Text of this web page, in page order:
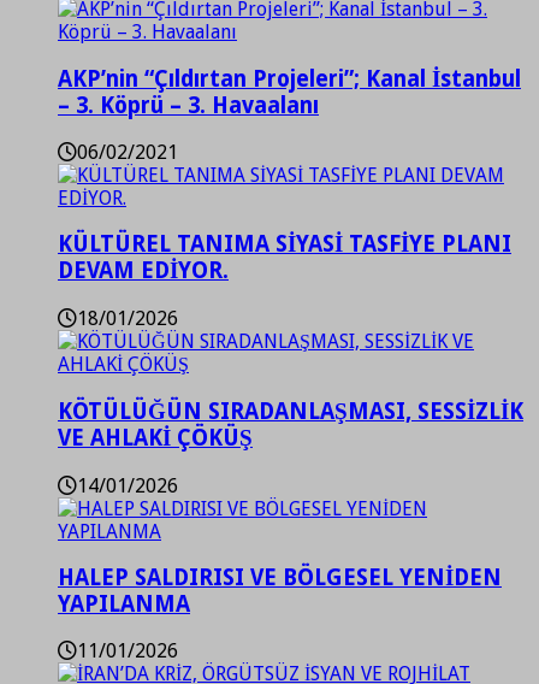
AKP’nin “Çıldırtan Projeleri”; Kanal İstanbul
– 3. Köprü – 3. Havaalanı
06/02/2021
KÜLTÜREL TANIMA SİYASİ TASFİYE PLANI
DEVAM EDİYOR.
18/01/2026
KÖTÜLÜĞÜN SIRADANLAŞMASI, SESSİZLİK
VE AHLAKİ ÇÖKÜŞ
14/01/2026
HALEP SALDIRISI VE BÖLGESEL YENİDEN
YAPILANMA
11/01/2026